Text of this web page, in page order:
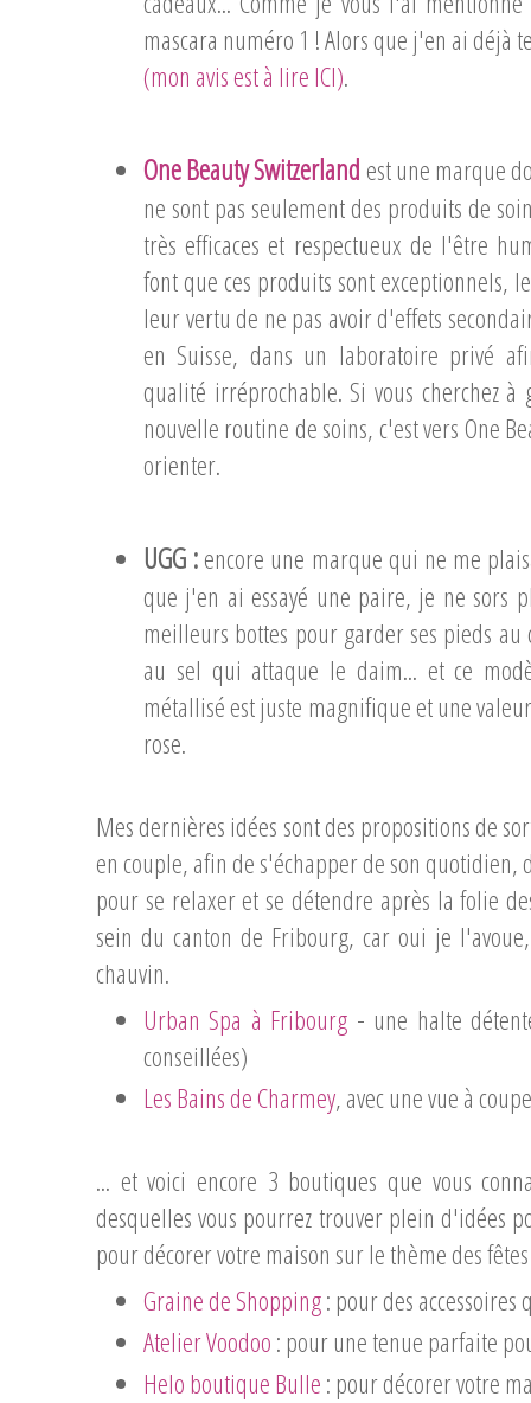
mascara numéro 1 ! Alors que j'en ai déjà
(mon avis est à lire ICI).
One Beauty Switzerland est une marque
ne sont pas seulement des produits de
très efficaces et respectueux de l'être
font que ces produits sont exceptionnels,
leur vertu de ne pas avoir d'effets
en Suisse, dans un laboratoire privé
qualité irréprochable. Si vous cherchez
nouvelle routine de soins, c'est vers One
orienter.
UGG :encore une marque qui ne me
que j'en ai essayé une paire, je ne sors
meilleurs bottes pour garder ses pieds
au sel qui attaque le daim... et ce
métallisé est juste magnifique et une
rose.
Mes dernières idées sont des propositions de
en couple, afin de s'échapper de son quotidien,
pour se relaxer et se détendre après la folie
sein du canton de Fribourg, car oui je
chauvin.
Urban Spa à Fribourg - une halte
conseillées)
Les Bains de Charmey, avec une vue à
... et voici encore 3 boutiques que vous
desquelles vous pourrez trouver plein d'idées
pour décorer votre maison sur le thème des
Graine de Shopping: pour des
Atelier Voodoo: pour une tenue parfaite
Helo boutique Bulle: pour décorer votre